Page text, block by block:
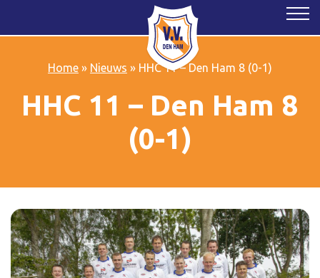
Home» Nieuws » HHC 11 – Den Ham 8 (0-1)
HHC 11 – Den Ham 8
(0-1)